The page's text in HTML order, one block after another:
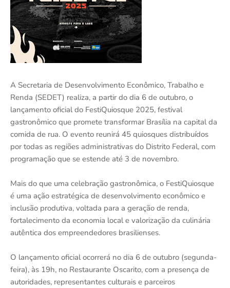
A Secretaria de Desenvolvimento Econômico, Trabalho e
Renda (SEDET) realiza, a partir do dia 6 de outubro, o
lançamento oficial do FestiQuiosque 2025, festival
gastronômico que promete transformar Brasília na capital da
comida de rua. O evento reunirá 45 quiosques distribuídos
por todas as regiões administrativas do Distrito Federal, com
programação que se estende até 3 de novembro.
Mais do que uma celebração gastronômica, o FestiQuiosque
é uma ação estratégica de desenvolvimento econômico e
inclusão produtiva, voltada para a geração de renda,
fortalecimento da economia local e valorização da culinária
autêntica dos empreendedores brasilienses.
O lançamento oficial ocorrerá no dia 6 de outubro (segunda-
feira), às 19h, no Restaurante Oscarito, com a presença de
autoridades, representantes culturais e parceiros